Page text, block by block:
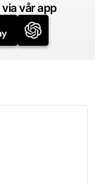
vår app